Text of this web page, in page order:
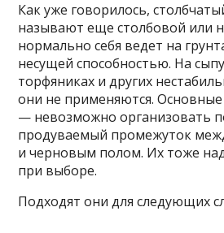
Как уже говорилось,
называют еще столбовой или
нормально себя ведет на
несущей способностью. На
торфяниках и других
они не применяются. Основные
— невозможно организовать
продуваемый промежуток
и черновым полом. Их тоже
при выборе.
Подходят они для следующих